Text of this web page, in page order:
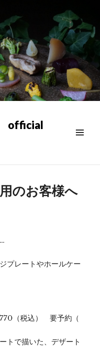
official
ット
のお客様へ
プレートやホールケー
（税込） 要予約（
トで描いた、デザート